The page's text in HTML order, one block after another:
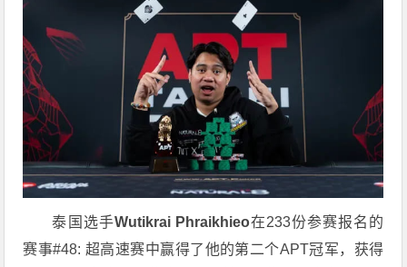
泰国选手Wutikrai Phraikhieo在233份参赛报名的
赛事#48: 超高速赛中赢得了他的第二个APT冠军，获得